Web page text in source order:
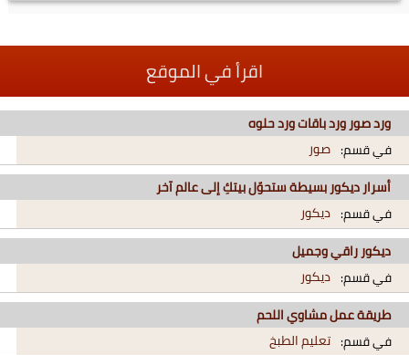
اقرأ في الموقع
ورد صور ورد باقات ورد حلوه
في قسم: صور
أسرار ديكور بسيطة ستحوّل بيتكِ إلى عالم آخر
في قسم: ديكور
ديكور راقي وجميل
في قسم: ديكور
طريقة عمل مشاوي اللحم
في قسم: تعليم الطبخ